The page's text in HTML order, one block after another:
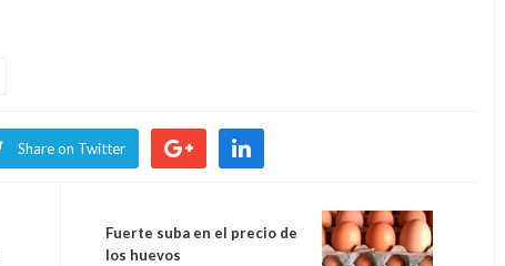
Share on Twitter
Fuerte suba en el precio de
los huevos